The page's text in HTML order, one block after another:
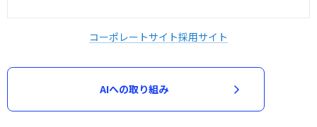
コーポレートサイト採用サイト
AIへの取り組み